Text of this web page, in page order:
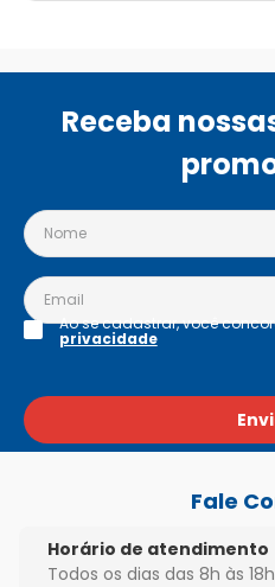
Receba
Ao se cadastrar, você
privacidade
Fale
Horário de atendimento
Todos os dias das 8h às 18h